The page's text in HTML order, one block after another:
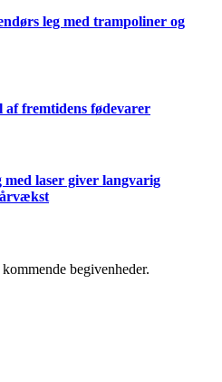
leg med trampoliner og
fremtidens fødevarer
laser giver langvarig
begivenheder.